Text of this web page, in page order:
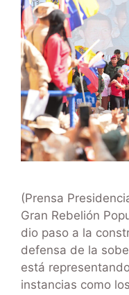
(Prensa
Gran Rebelión
dio paso a la
defensa de la
está
instancias como